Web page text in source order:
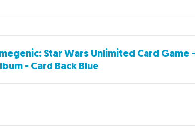
Star Wars Unlimited Card Game -
- Card Back Blue